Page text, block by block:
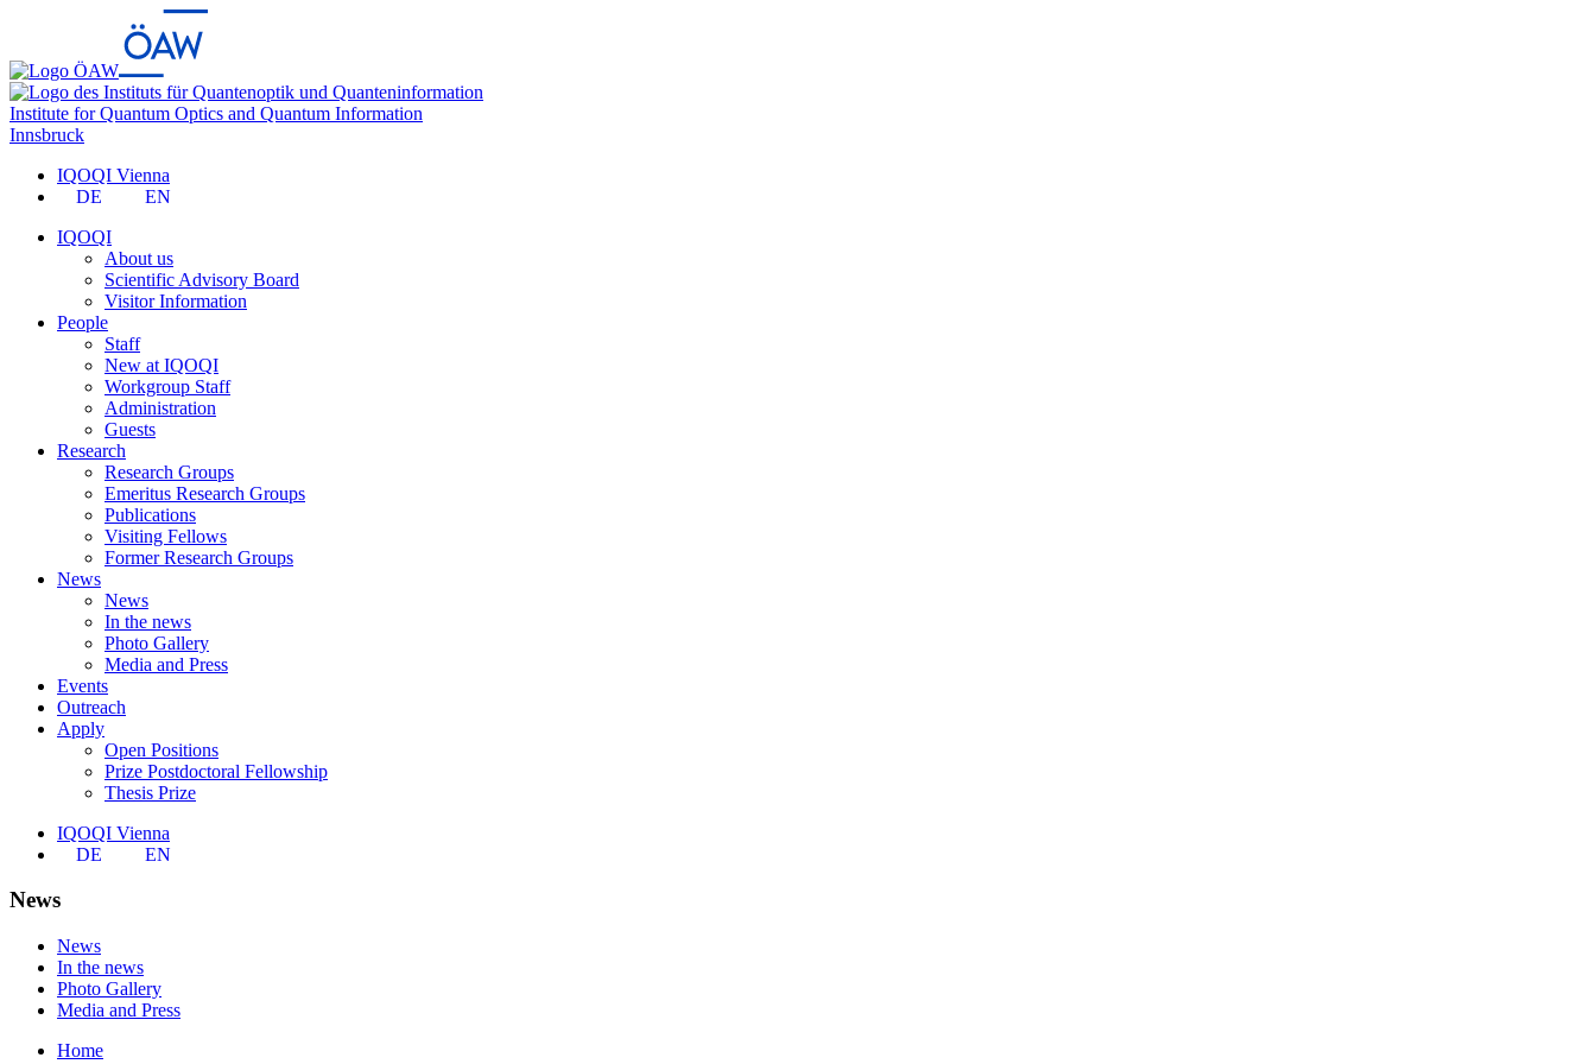
Institute for Quantum Optics and Quantum Information
Innsbruck
IQOQI Vienna
DE
EN
IQOQI
About us
Scientific Advisory Board
Visitor Information
People
Staff
New at IQOQI
Workgroup Staff
Administration
Guests
Research
Research Groups
Emeritus Research Groups
Publications
Visiting Fellows
Former Research Groups
News
News
In the news
Photo Gallery
Media and Press
Events
Outreach
Apply
Open Positions
Prize Postdoctoral Fellowship
Thesis Prize
IQOQI Vienna
DE
EN
News
News
In the news
Photo Gallery
Media and Press
Home